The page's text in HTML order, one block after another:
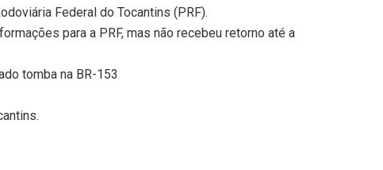
Federal do Tocantins (PRF).
para a PRF, mas não recebeu retorno até a
tomba na BR-153